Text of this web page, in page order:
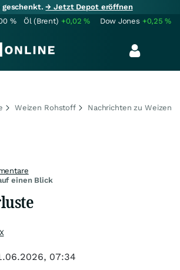
geschenkt.→ Jetzt Depot eröffnen
% Öl (Brent) +0,02% Dow Jones +0,25%
Weizen Rohstoff Nachrichten zu Weizen
einen Blick
07:34